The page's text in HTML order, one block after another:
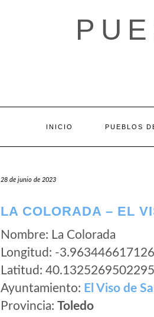
INICIO PUEBLOS
28 de junio de 2023
LA COLORADA – EL
Nombre: La Colorada
Longitud: -
Latitud:
Ayuntamiento: El Viso de
Provincia: Toledo